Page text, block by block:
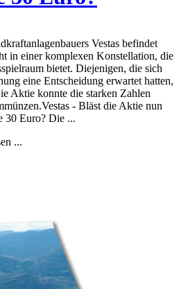
Vestas befindet
in einer komplexen Konstellation, die
bietet. Diejenigen, die sich
eine Entscheidung erwartet hatten,
Aktie konnte die starken Zahlen
- Bläst die Aktie nun
30 Euro? Die ...
...